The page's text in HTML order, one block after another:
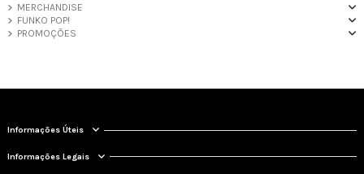
MERCHANDISE
FUNKO POP!
PROMOÇÕES
Informações Úteis
Informações Legais